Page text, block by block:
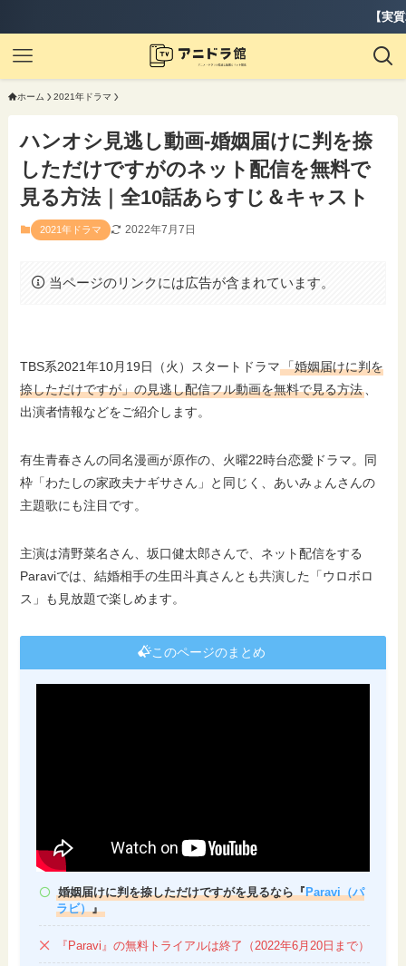
【実質2ヶ月無料】『
ホーム 2021年ドラマ
ハンオシ見逃し動画-婚姻届けに判を捺
しただけですがのネット配信を無料で
見る方法｜全10話あらすじ＆キャスト
2021年ドラマ 2022年7月7日
当ページのリンクには広告が含まれています。
TBS系2021年10月19日（火）スタートドラマ「婚姻届けに判を
捺しただけですが」の見逃し配信フル動画を無料で見る方法
出演者情報などをご紹介します。
有⽣⻘春さんの同名漫画が原作の、火曜22時台恋愛ドラマ。同
枠「わたしの家政夫ナギサさん」と同じく、あいみょんさんの
主題歌にも注目です。
主演は清野菜名さん、坂口健太郎さんで、ネット配信をする
Paraviでは、結婚相手の生田斗真さんとも共演した「ウロボロ
ス」も見放題で楽しめます。
このページのまとめ
婚姻届けに判を捺しただけですがを見るなら『 Paravi（パ
ラビ）
』
『Paravi』の無料トライアルは終了（2022年6月20日まで）